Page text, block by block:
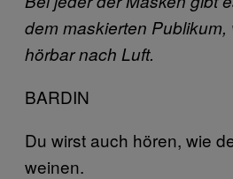
dem maskierten
hörbar nach Luft.
BARDIN
Du wirst auch hören, wie
weinen.